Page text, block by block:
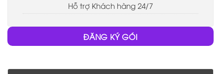
Hỗ trợ Khách hàng 24/7
ĐĂNG KÝ GÓI